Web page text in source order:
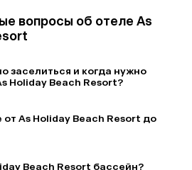
вопросы об отеле As
заселиться и когда нужно
Holiday Beach Resort?
от As Holiday Beach Resort до
Beach Resort бассейн?